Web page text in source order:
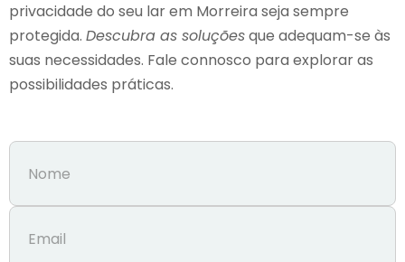
privacidade do seu lar em Morreira seja sempre
protegida. Descubra as soluçõesque adequam-se às
suas necessidades. Fale connosco para explorar as
possibilidades práticas.